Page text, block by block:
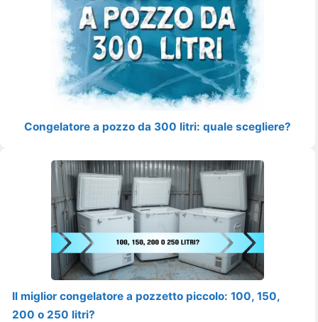
Congelatore a pozzo da 300 litri: quale scegliere?
Il miglior congelatore a pozzetto piccolo: 100, 150,
200 o 250 litri?